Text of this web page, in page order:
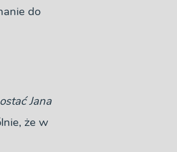
do
Jana
że w